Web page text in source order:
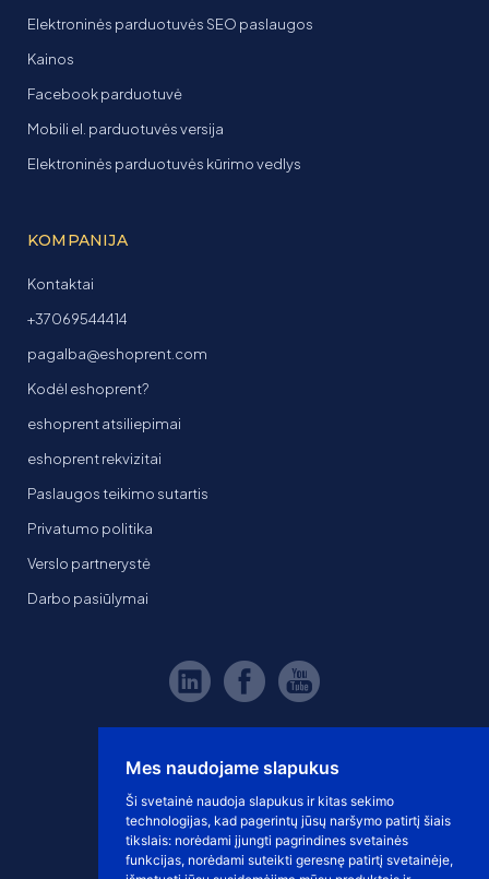
Mes naudojame slapukus
Ši svetainė naudoja slapukus ir kitas sekimo
technologijas, kad pagerintų jūsų naršymo patirtį šiais
tikslais: norėdami įjungti pagrindines svetainės
funkcijas, norėdami suteikti geresnę patirtį svetainėje,
Elektroninės parduotuvės SEO paslaugos
Kainos
Facebook parduotuvė
Mobili el. parduotuvės versija
Elektroninės parduotuvės kūrimo vedlys
KOMPANIJA
Kontaktai
+37069544414
pagalba@eshoprent.com
Kodėl eshoprent?
eshoprent atsiliepimai
eshoprent rekvizitai
Paslaugos teikimo sutartis
Privatumo politika
Verslo partnerystė
Darbo pasiūlymai